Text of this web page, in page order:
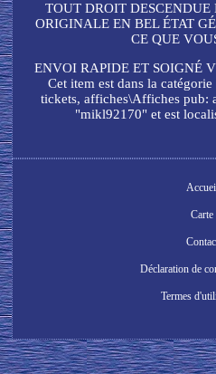
TOUT DROIT
ORIGINALE EN BEL ÉTAT
CE QUE
ENVOI RAPIDE ET SOIGNÉ
Cet item est dans la
tickets, affiches\Affiches pub:
"mikl92170" et est
Carte
Déclaration de
Termes